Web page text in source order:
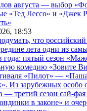
августа — выбор
«Тед Лессо» и «Джек
18:53
что
лета одни из
года: пятый сезон
комедию «Зовите
«Пилот» —
Из зарубежных особо
— третий сезон сай-
в законе» и